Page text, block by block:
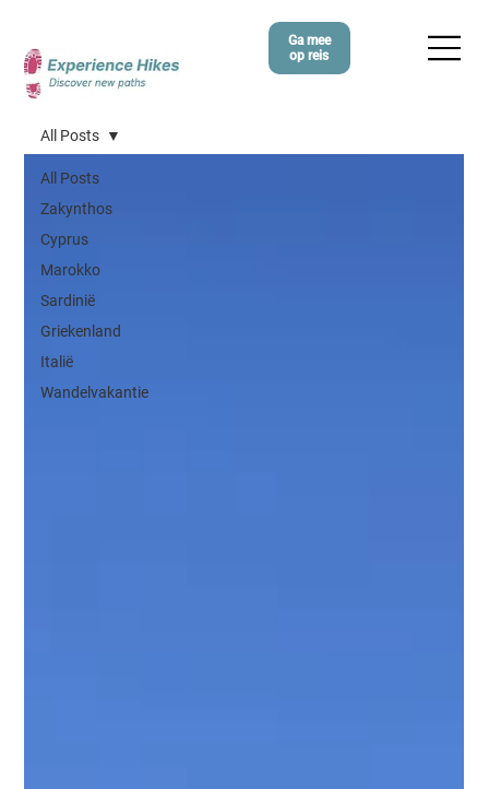
Ga mee
op reis
All Posts
Zakynthos
Cyprus
Marokko
Sardinië
Griekenland
Italië
Wandelvakantie
All Posts